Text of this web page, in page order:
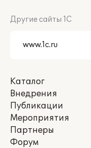
Другие сайты 1С
Каталог
Внедрения
Публикации
Мероприятия
Партнеры
Форум